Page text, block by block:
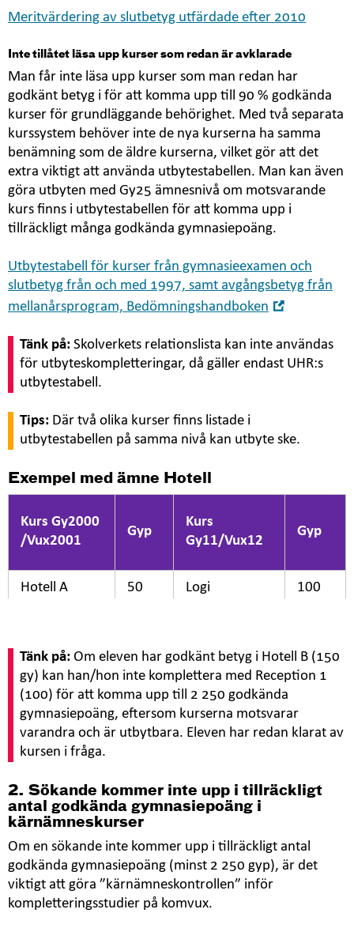
Meritvärdering av slutbetyg utfärdade efter 2010
Inte tillåtet läsa upp kurser som redan är avklarade
Man får inte läsa upp kurser som man redan har
godkänt betyg i för att komma upp till 90 % godkända
kurser för grundläggande behörighet. Med två separata
kurssystem behöver inte de nya kurserna ha samma
benämning som de äldre kurserna, vilket gör att det
extra viktigt att använda utbytestabellen. Man kan även
göra utbyten med Gy25 ämnesnivå om motsvarande
kurs finns i utbytestabellen för att komma upp i
tillräckligt många godkända gymnasiepoäng.
Utbytestabell för kurser från gymnasieexamen och
slutbetyg från och med 1997, samt avgångsbetyg från
mellanårsprogram, Bedömningshandboken
nytt
fönster
Tänk på: Skolverkets relationslista kan inte användas
för utbyteskompletteringar, då gäller endast UHR:s
utbytestabell.
Tips: Där två olika kurser finns listade i
utbytestabellen på samma nivå kan utbyte ske.
Exempel med ämne Hotell
Kurs Gy2000
/Vux2001
Gyp
Kurs
Gy11/Vux12
Gyp
Hotell A 50 Logi 100
Tänk på: Om eleven har godkänt betyg i Hotell B (150
gy) kan han/hon inte komplettera med Reception 1
(100) för att komma upp till 2 250 godkända
gymnasiepoäng, eftersom kurserna motsvarar
varandra och är utbytbara. Eleven har redan klarat av
kursen i fråga.
2. Sökande kommer inte upp i tillräckligt
antal godkända gymnasiepoäng i
kärnämneskurser
Om en sökande inte kommer upp i tillräckligt antal
godkända gymnasiepoäng (minst 2 250 gyp), är det
viktigt att göra ”kärnämneskontrollen” inför
kompletteringsstudier på komvux.